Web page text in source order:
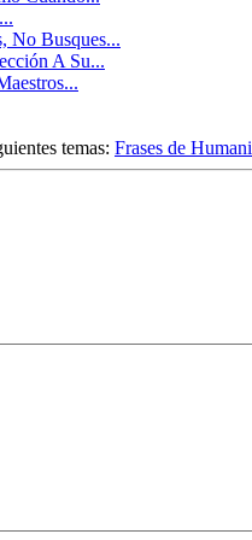
No Busques...
A Su...
temas: Frases de